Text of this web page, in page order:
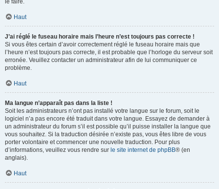
le faire.
Haut
J’ai réglé le fuseau horaire mais l’heure n’est toujours pas correcte !
Si vous êtes certain d’avoir correctement réglé le fuseau horaire mais que
l’heure n’est toujours pas correcte, il est probable que l’horloge du serveur soit
erronée. Veuillez contacter un administrateur afin de lui communiquer ce
problème.
Haut
Ma langue n’apparaît pas dans la liste !
Soit les administrateurs n’ont pas installé votre langue sur le forum, soit le
logiciel n’a pas encore été traduit dans votre langue. Essayez de demander à
un administrateur du forum s’il est possible qu’il puisse installer la langue que
vous souhaitez. Si la traduction désirée n’existe pas, vous êtes libre de vous
porter volontaire et commencer une nouvelle traduction. Pour plus
d’informations, veuillez vous rendre sur le site internet de phpBB® (en
anglais).
Haut